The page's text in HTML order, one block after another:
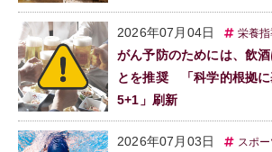
2026年07月04日 栄養
がん予防のためには、飲
とを推奨 「科学的根拠
5+1」刷新
2026年07月03日 スポ